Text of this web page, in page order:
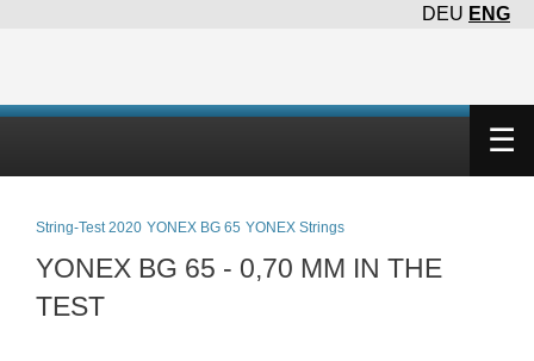
DEU ENG
☰
String-Test 2020 YONEX BG 65 YONEX Strings
YONEX BG 65 - 0,70 MM IN THE
TEST